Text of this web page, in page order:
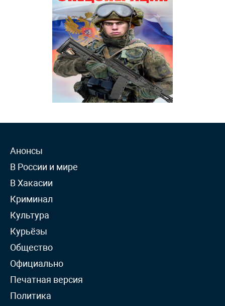
Анонсы
В России и мире
В Хакасии
Криминал
Культура
Курьёзы
Общество
Официально
Печатная версия
Политика